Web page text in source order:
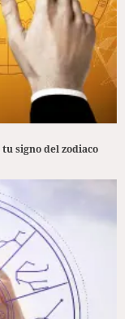
signo del zodiaco